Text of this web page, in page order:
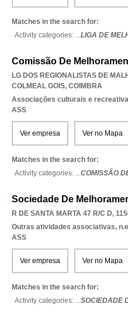
Matches in the search for:
Activity categories: ...LIGA DE
Comissão De
LG DOS REGIONALISTAS DE
COLMEAL GOIS, COIMBRA
Associações culturais e
ASS
Ver empresa Ver no Mapa
Matches in the search for:
Activity categories: ...COMISSÃO
Sociedade De
R DE SANTA MARTA 47 R/C D,
Outras atividades associativas,
ASS
Ver empresa Ver no Mapa
Matches in the search for:
Activity categories: ...SOCIEDADE